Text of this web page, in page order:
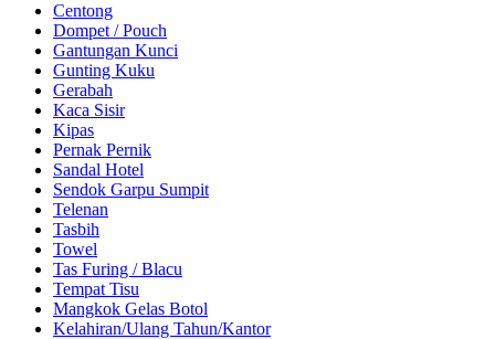
Centong
Dompet / Pouch
Gantungan Kunci
Gunting Kuku
Gerabah
Kaca Sisir
Kipas
Pernak Pernik
Sandal Hotel
Sendok Garpu Sumpit
Telenan
Tasbih
Towel
Tas Furing / Blacu
Tempat Tisu
Mangkok Gelas Botol
Kelahiran/Ulang Tahun/Kantor